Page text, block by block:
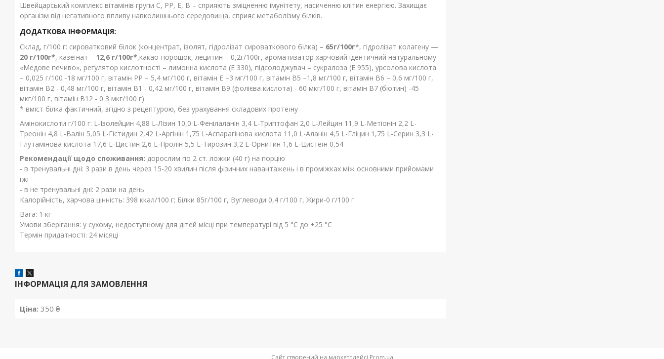
Швейцарський комплекс вітамінів групи С, РР, Е, В – сприяють зміцненню імунітету, насиченню клітин енергією. Захищає
організм від негативного впливу навколишнього середовища, сприяє метаболізму білків.
ДОДАТКОВА ІНФОРМАЦІЯ:
Склад, г/100 г: сироватковий білок (концентрат, ізолят, гідролізат сироваткового білка) – 65г/100г*, гідролізат колагену —
20 г/100г*, казеїнат – 12,6 г/100г*,какао-порошок, лецитин – 0,2г/100г, ароматизатор харчовий ідентичний натуральному
«Медове печиво», регулятор кислотності – лимонна кислота (Е 330), підсолоджувач – сукралоза (Е 955), урсолова кислота
– 0,025 г/100 -18 мг/100 г, вітамін РР – 5,4 мг/100 г, вітамін Е –3 мг/100 г, вітамін В5 –1,8 мг/100 г, вітамін В6 – 0,6 мг/100 г,
вітамін В2 - 0,48 мг/100 г, вітамін В1 - 0,42 мг/100 г, вітамін В9 (фолієва кислота) - 60 мкг/100 г, вітамін В7 (біотин) -45
мкг/100 г, вітамін В12 - 0 3 мкг/100 г)
* вміст білка фактичний, згідно з рецептурою, без урахування складових протеїну
Амінокислоти г/100 г: L-Ізолейцин 4,88 L-Лізин 10,0 L-Фенілаланін 3,4 L-Триптофан 2,0 L-Лейцин 11,9 L-Метіонін 2,2 L-
Треонін 4,8 L-Валін 5,05 L-Гістидин 2,42 L-Аргінін 1,75 L-Аспарагінова кислота 11,0 L-Аланін 4,5 L-Гліцин 1,75 L-Серин 3,3 L-
Глутамінова кислота 17,6 L-Цистин 2,6 L-Пролін 5,5 L-Тирозин 3,2 L-Орнитин 1,6 L-Цистеїн 0,54
Рекомендації щодо споживання: дорослим по 2 ст. ложки (40 г) на порцію
- в тренувальні дні: 3 рази в день через 15-20 хвилин після фізичних навантажень і в проміжках між основними прийомами
їжі
- в не тренувальні дні: 2 рази на день
Калорійність, харчова цінність: 398 ккал/100 г; Білки 85г/100 г, Вуглеводи 0,4 г/100 г, Жири-0 г/100 г
Вага: 1 кг
Умови зберігання: у сухому, недоступному для дітей місці при температурі від 5 °С до +25 °С
Термін придатності: 24 місяці
ІНФОРМАЦІЯ ДЛЯ ЗАМОВЛЕННЯ
Ціна: 350 ₴
Сайт створений на маркетплейсі Prom.ua